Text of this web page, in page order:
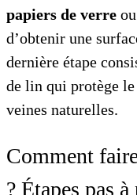
papiers de verre
d’obtenir une
dernière étape
de lin qui protège
veines naturelles.
Comment
? Étapes pas à